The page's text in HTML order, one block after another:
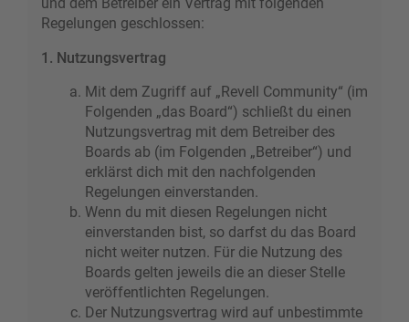
Regelungen geschlossen:
1. Nutzungsvertrag
Mit dem Zugriff auf „Revell Community“ (im
Folgenden „das Board“) schließt du einen
Nutzungsvertrag mit dem Betreiber des
Boards ab (im Folgenden „Betreiber“) und
erklärst dich mit den nachfolgenden
Regelungen einverstanden.
Wenn du mit diesen Regelungen nicht
einverstanden bist, so darfst du das Board
nicht weiter nutzen. Für die Nutzung des
Boards gelten jeweils die an dieser Stelle
veröffentlichten Regelungen.
Der Nutzungsvertrag wird auf unbestimmte